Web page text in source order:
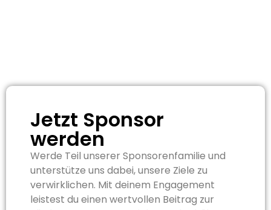
Jetzt Sponsor
werden
Werde Teil unserer Sponsorenfamilie und
unterstütze uns dabei, unsere Ziele zu
verwirklichen. Mit deinem Engagement
leistest du einen wertvollen Beitrag zur